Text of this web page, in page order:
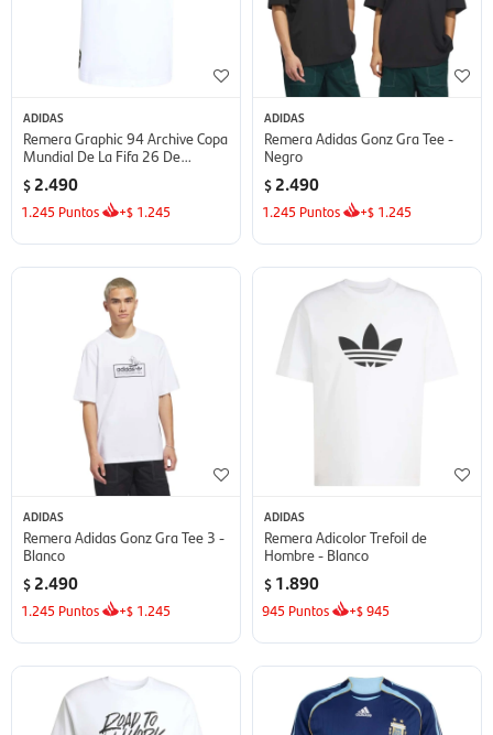
ADIDAS
Remera Graphic 94 Archive Copa
Mundial De La Fifa 26 De
$ 2.490
1.245 Puntos +$ 1.245
ADIDAS
Remera Adidas Gonz Gra Tee -
Negro
$ 2.490
1.245 Puntos +$ 1.245
ADIDAS
Remera Adidas Gonz Gra Tee 3 -
Blanco
$ 2.490
1.245 Puntos +$ 1.245
ADIDAS
Remera Adicolor Trefoil de
Hombre - Blanco
$ 1.890
945 Puntos +$945